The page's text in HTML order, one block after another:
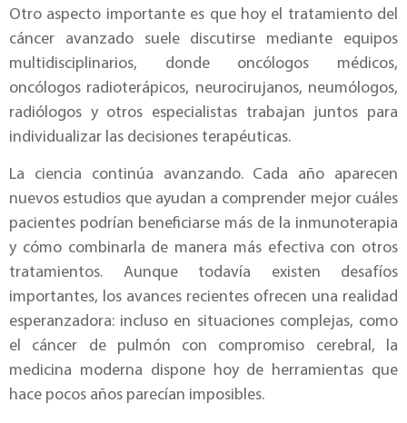
Otro aspecto importante es que hoy el tratamiento del
cáncer avanzado suele discutirse mediante equipos
multidisciplinarios, donde oncólogos médicos,
oncólogos radioterápicos, neurocirujanos, neumólogos,
radiólogos y otros especialistas trabajan juntos para
individualizar las decisiones terapéuticas.
La ciencia continúa avanzando. Cada año aparecen
nuevos estudios que ayudan a comprender mejor cuáles
pacientes podrían beneficiarse más de la inmunoterapia
y cómo combinarla de manera más efectiva con otros
tratamientos. Aunque todavía existen desafíos
importantes, los avances recientes ofrecen una realidad
esperanzadora: incluso en situaciones complejas, como
el cáncer de pulmón con compromiso cerebral, la
medicina moderna dispone hoy de herramientas que
hace pocos años parecían imposibles.